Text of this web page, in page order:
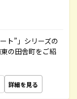
ト”」シリーズの
の田舎町をご紹
詳細を見る